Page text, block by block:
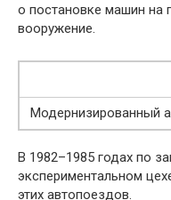
о постановке машин на
вооружение.
Модернизированный
В 1982–1985 годах по
экспериментальном
этих автопоездов.